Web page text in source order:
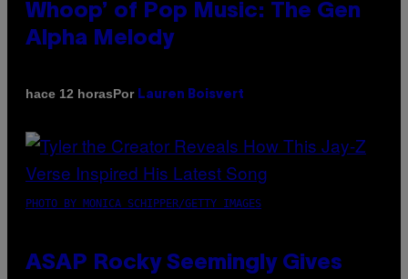
Whoop’ of Pop Music: The Gen
Alpha Melody
hace 12 horasPor Lauren Boisvert
PHOTO BY MONICA SCHIPPER/GETTY IMAGES
ASAP Rocky Seemingly Gives